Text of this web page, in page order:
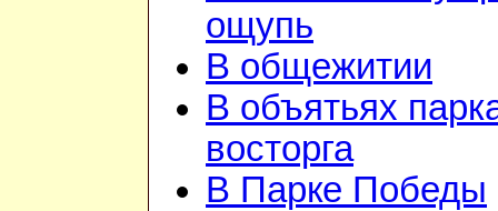
ощупь
В общежитии
В объятьях
восторга
В Парке Победы